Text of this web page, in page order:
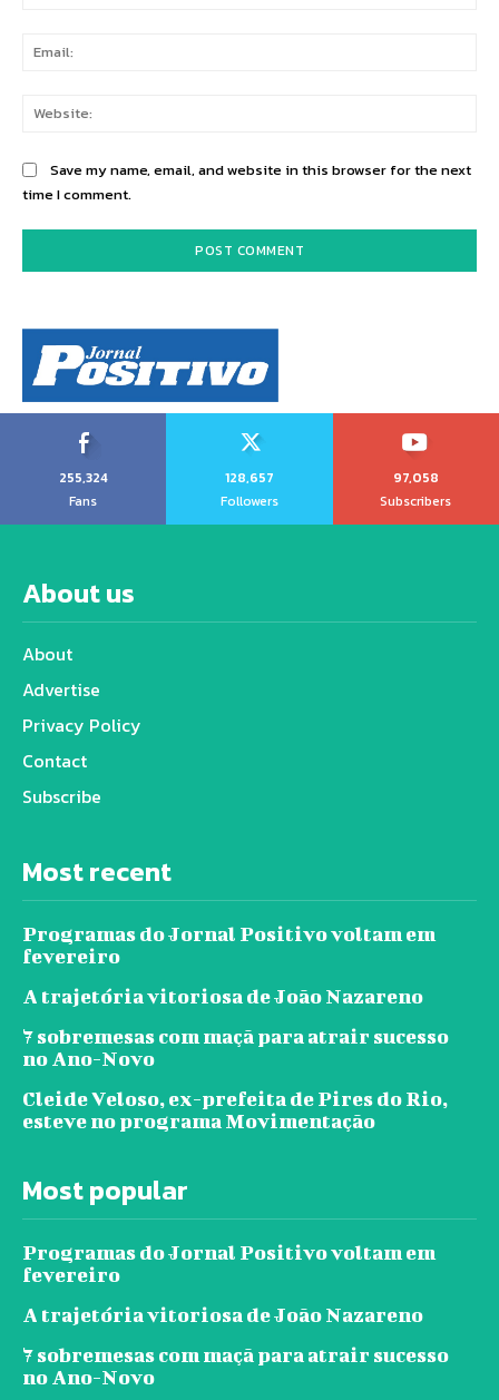
Save my name, email, and website in this browser for the next
time I comment.
255,324
Fans
128,657
Followers
97,058
Subscribers
About us
About
Advertise
Privacy Policy
Contact
Subscribe
Most recent
Programas do Jornal Positivo voltam em
fevereiro
A trajetória vitoriosa de João Nazareno
7 sobremesas com maçã para atrair sucesso
no Ano-Novo
Cleide Veloso, ex-prefeita de Pires do Rio,
esteve no programa Movimentação
Most popular
Programas do Jornal Positivo voltam em
fevereiro
A trajetória vitoriosa de João Nazareno
7 sobremesas com maçã para atrair sucesso
no Ano-Novo